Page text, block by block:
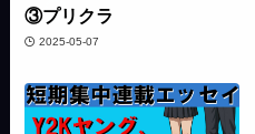
③プリクラ
2025-05-07